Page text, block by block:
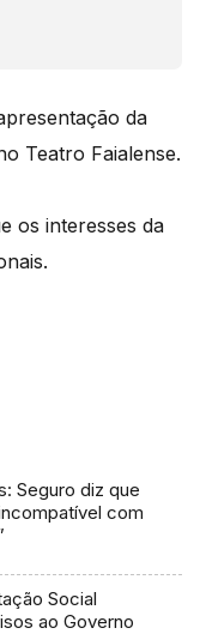
da
Teatro Faialense.
os interesses da
Seguro diz que
com
Social
ao Governo